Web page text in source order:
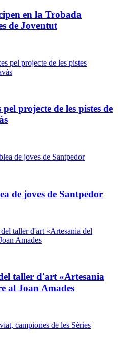
en la Trobada
de Joventut
projecte de les pistes de
de joves de Santpedor
taller d'art «Artesania
al Joan Amades